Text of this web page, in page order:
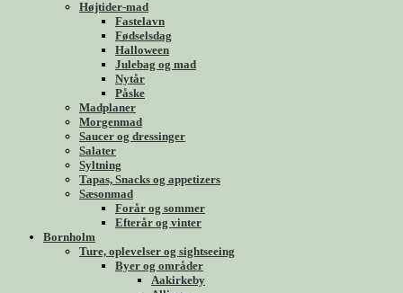
Højtider-mad
Fastelavn
Fødselsdag
Halloween
Julebag og mad
Nytår
Påske
Madplaner
Morgenmad
Saucer og dressinger
Salater
Syltning
Tapas, Snacks og appetizers
Sæsonmad
Forår og sommer
Efterår og vinter
Bornholm
Ture, oplevelser og sightseeing
Byer og områder
Aakirkeby